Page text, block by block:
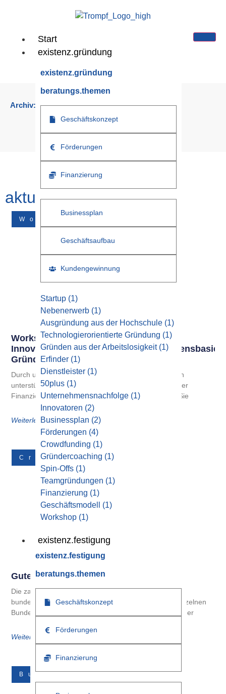
Start
existenz.gründung
existenz.gründung
beratungs.themen
Geschäftskonzept
Förderungen
Finanzierung
Businessplan
Geschäftsaufbau
Kundengewinnung
Startup (1)
Nebenerwerb (1)
Ausgründung aus der Hochschule (1)
Technologierorientierte Gründung (1)
Gründen aus der Arbeitslosigkeit (1)
Erfinder (1)
Dienstleister (1)
50plus (1)
Unternehmensnachfolge (1)
Innovatoren (2)
Businessplan (2)
Förderungen (4)
Crowdfunding (1)
Gründercoaching (1)
Spin-Offs (1)
Teamgründungen (1)
Finanzierung (1)
Geschäftsmodell (1)
Workshop (1)
existenz.festigung
existenz.festigung
beratungs.themen
Geschäftskonzept
Förderungen
Finanzierung
Archiv: Testimonials
Sie sind hier:
aktuelle.news
Workshop
Workshop Für
Innovative/technologieorientierte/
Gründungen
Durch unsere Kooperation mit spezialisierten Partnern
unterstützen wir Gründer und Jungunternehmer bei der
Finanzierung durch Förderkredite. Ab sofort können Sie
Weiterlesen
Crowdfunding
Gute Gründe Für Crowdfunding
Die zahlreichen geförderten Kreditprogramme der
bundeseigenen KfW und der Landesbanken in den einzelnen
Bundesländern zeigen, dass Bedarf besteht und Gründer
Weiterlesen
Businessplan